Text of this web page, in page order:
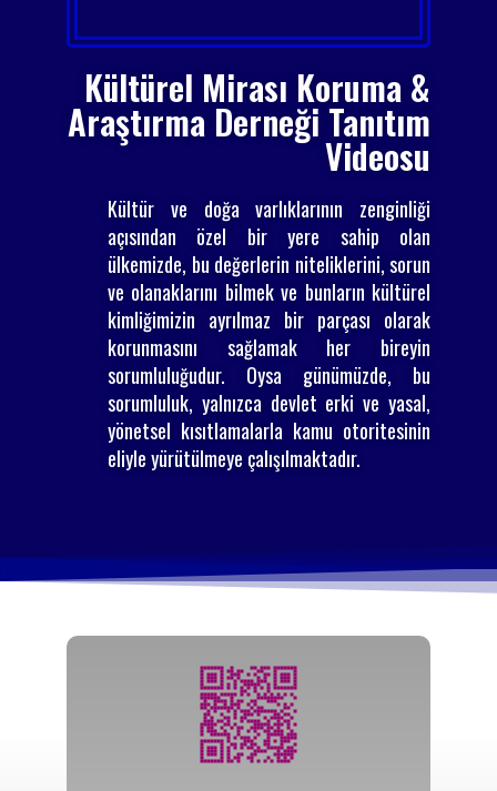
Kültürel Mirası Koruma &
Araştırma Derneği Tanıtım
Videosu
Kültür ve doğa varlıklarının zenginliği
açısından özel bir yere sahip olan
ülkemizde, bu değerlerin niteliklerini, sorun
ve olanaklarını bilmek ve bunların kültürel
kimliğimizin ayrılmaz bir parçası olarak
korunmasını sağlamak her bireyin
sorumluluğudur. Oysa günümüzde, bu
sorumluluk, yalnızca devlet erki ve yasal,
yönetsel kısıtlamalarla kamu otoritesinin
eliyle yürütülmeye çalışılmaktadır.
Tıklayınız